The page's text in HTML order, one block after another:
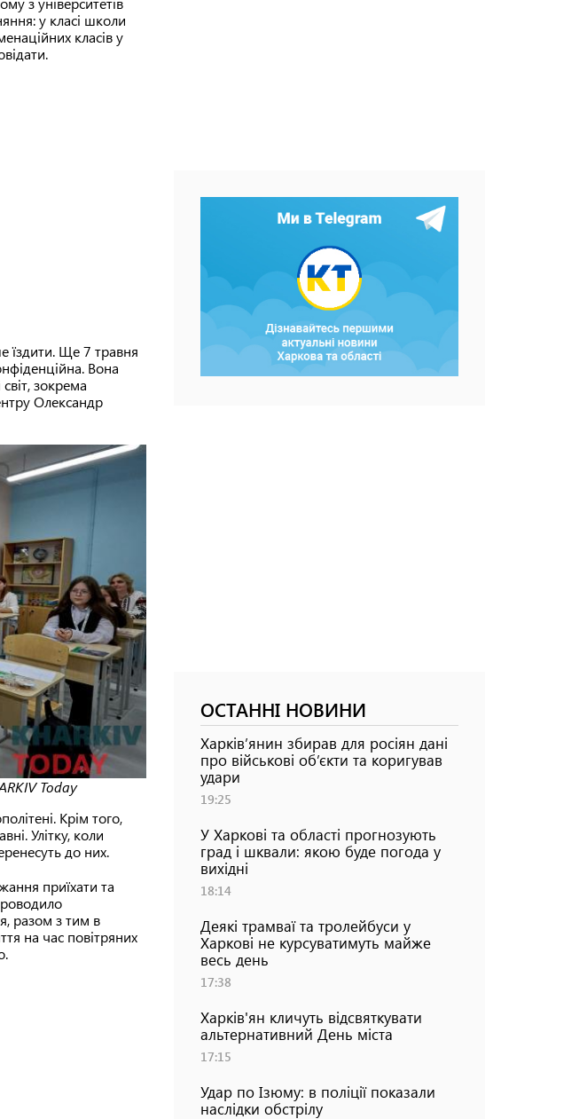
у класі школи
класів у
їздити. Ще 7 травня
Вона
зокрема
Олександр
Today
Крім того,
Улітку, коли
до них.
приїхати та
разом з тим в
на час повітряних
ОСТАННІ НОВИНИ
Харків’янин збирав для росіян дані
про військові об’єкти та коригував
удари
19:25
У Харкові та області прогнозують
град і шквали: якою буде погода у
вихідні
18:14
Деякі трамваї та тролейбуси у
Харкові не курсуватимуть майже
весь день
17:38
Харків'ян кличуть відсвяткувати
альтернативний День міста
17:15
Удар по Ізюму: в поліції показали
наслідки обстрілу